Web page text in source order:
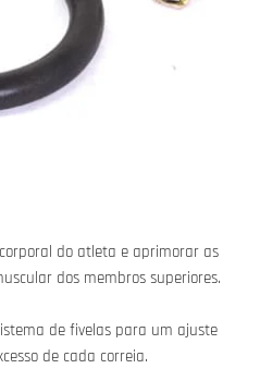
do atleta e aprimorar as
dos membros superiores.
de fivelas para um ajuste
de cada correia.